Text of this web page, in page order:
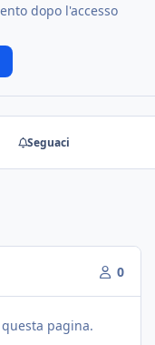
dopo l'accesso
Seguaci
0
pagina.